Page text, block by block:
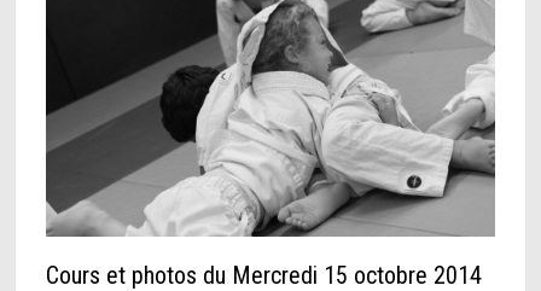
Cours et photos du Mercredi 15 octobre 2014